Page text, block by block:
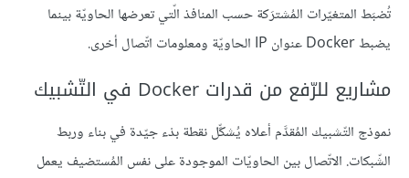
تُضبَط المتغيّرات المُشترَكة حسب المنافذ الّتي تعرضها الحاويّة بينما
يضبط Docker عنوان IP الحاويّة ومعلومات اتّصال أخرى.
مشاريع للرّفع من قدرات Docker في التّشبيك
نموذج التّشبيك المُقدَّم أعلاه يُشكِّل نقطة بدْء جيّدة في بناء وربط
الشّبكات. الاتّصال بين الحاويّات الموجودة على نفس المُستضيف يعمل